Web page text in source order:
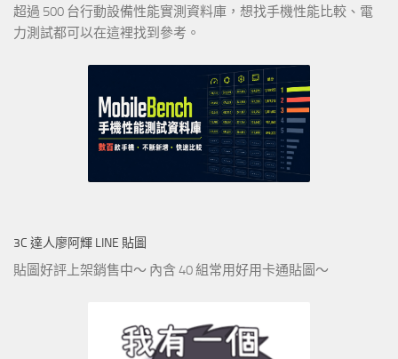
超過 500 台行動設備性能實測資料庫，想找手機性能比較、電
力測試都可以在這裡找到參考。
3C 達人廖阿輝 LINE 貼圖
貼圖好評上架銷售中～ 內含 40 組常用好用卡通貼圖～